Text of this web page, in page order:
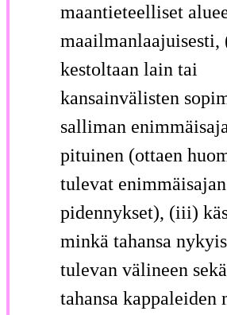
maantieteelliset
maailmanlaajuisesti,
kestoltaan lain tai
kansainvälisten
salliman
pituinen (ottaen
tulevat enimmäisajan
pidennykset), (iii)
minkä tahansa
tulevan välineen
tahansa kappaleiden